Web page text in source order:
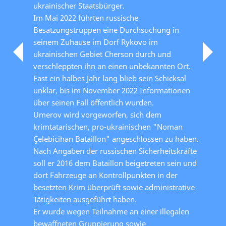
ukrainischer Staatsbürger.
Im Mai 2022 führten russische
Besatzungstruppen eine Durchsuchung in
seinem Zuhause im Dorf Rykovo im
ukrainischen Gebiet Cherson durch und
verschleppten ihn an einen unbekannten Ort.
Fast ein halbes Jahr lang blieb sein Schicksal
unklar, bis im November 2022 Informationen
über seinen Fall öffentlich wurden.
Umerov wird vorgeworfen, sich dem
krimtatarischen, pro-ukrainischen "Noman
Çelebicihan Bataillon" angeschlossen zu haben.
Nach Angaben der russischen Sicherheitskräfte
soll er 2016 dem Bataillon beigetreten sein und
dort Fahrzeuge an Kontrollpunkten in der
besetzten Krim überprüft sowie administrative
Tätigkeiten ausgeführt haben.
Er wurde wegen Teilnahme an einer illegalen
bewaffneten Gruppierung sowie